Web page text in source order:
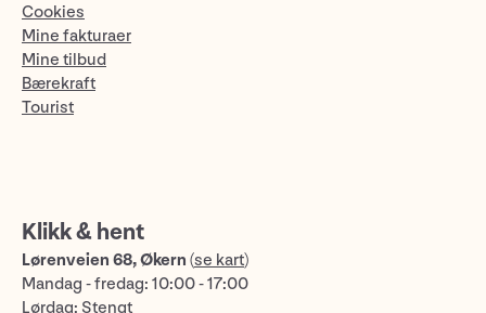
Cookies
Mine fakturaer
Mine tilbud
Bærekraft
Tourist
Klikk & hent
Lørenveien 68, Økern (se kart)
Mandag - fredag: 10:00 - 17:00
Lørdag: Stengt